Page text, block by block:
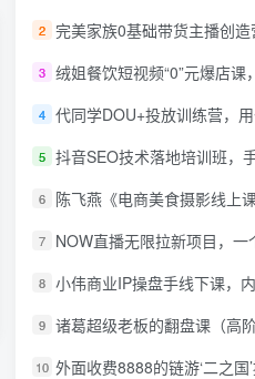
2 完美家族0基础带货主播创造营，​手把手教
3 绒姐餐饮短视频“0”元爆店课，专注餐饮
4 代同学DOU+投放训练营，用付费流量撬动大额自然流量
5 抖音SEO技术落地培训班，手‬把手带
6 陈飞燕《电商美食摄影线上课》解锁美食摄影技巧+快速
7 NOW直播无限拉新项目，一个号2-5块钱，
8 小伟商业IP操盘手线下课，​内容很体系值得
9 诸葛超级老板的翻盘课（高阶版），实体老板的起号课
10 外面收费8888的链游‘二之国’搬砖项目，20开日收益